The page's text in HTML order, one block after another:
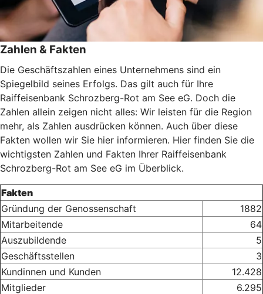
Zahlen & Fakten
Die Geschäftszahlen eines Unternehmens sind ein
Spiegelbild seines Erfolgs. Das gilt auch für Ihre
Raiffeisenbank Schrozberg-Rot am See eG. Doch die
Zahlen allein zeigen nicht alles: Wir leisten für die Region
mehr, als Zahlen ausdrücken können. Auch über diese
Fakten wollen wir Sie hier informieren. Hier finden Sie die
wichtigsten Zahlen und Fakten Ihrer Raiffeisenbank
Schrozberg-Rot am See eG im Überblick.
Fakten
Gründung der Genossenschaft
1882
Mitarbeitende
64
Auszubildende
5
Geschäftsstellen
3
Kundinnen und Kunden
12.428
Mitglieder
6.295